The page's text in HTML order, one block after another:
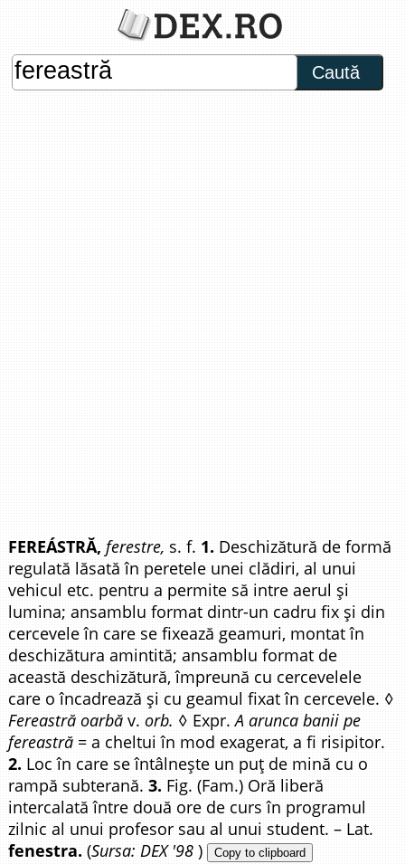
Caută
FEREÁSTRĂ, ferestre, s. f. 1. Deschizătură de formă
regulată lăsată în peretele unei clădiri, al unui
vehicul etc. pentru a permite să intre aerul și
lumina; ansamblu format dintr-un cadru fix și din
cercevele în care se fixează geamuri, montat în
deschizătura amintită; ansamblu format de
această deschizătură, împreună cu cercevelele
care o încadrează și cu geamul fixat în cercevele. ◊
Fereastră oarbă v.orb. ◊ Expr.A arunca banii pe
fereastră = a cheltui în mod exagerat, a fi risipitor.
2. Loc în care se întâlnește un puț de mină cu o
rampă subterană.3. Fig. (Fam.) Oră liberă
intercalată între două ore de curs în programul
zilnic al unui profesor sau al unui student. – Lat.
fenestra. (Sursa: DEX '98 ) Copy to clipboard